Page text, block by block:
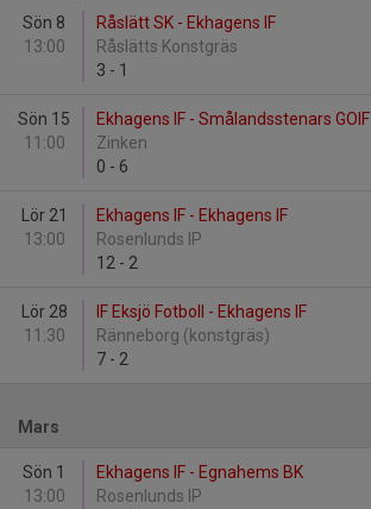
Sön 8
13:00
Råslätt SK - Ekhagens IF
Råslätts Konstgräs
3 - 1
Sön 15
11:00
Ekhagens IF - Smålandsstenars GOIF
Zinken
0 - 6
Lör 21
13:00
Ekhagens IF - Ekhagens IF
Rosenlunds IP
12 - 2
Lör 28
11:30
IF Eksjö Fotboll - Ekhagens IF
Ränneborg (konstgräs)
7 - 2
Mars
Sön 1
13:00
Ekhagens IF - Egnahems BK
Rosenlunds IP